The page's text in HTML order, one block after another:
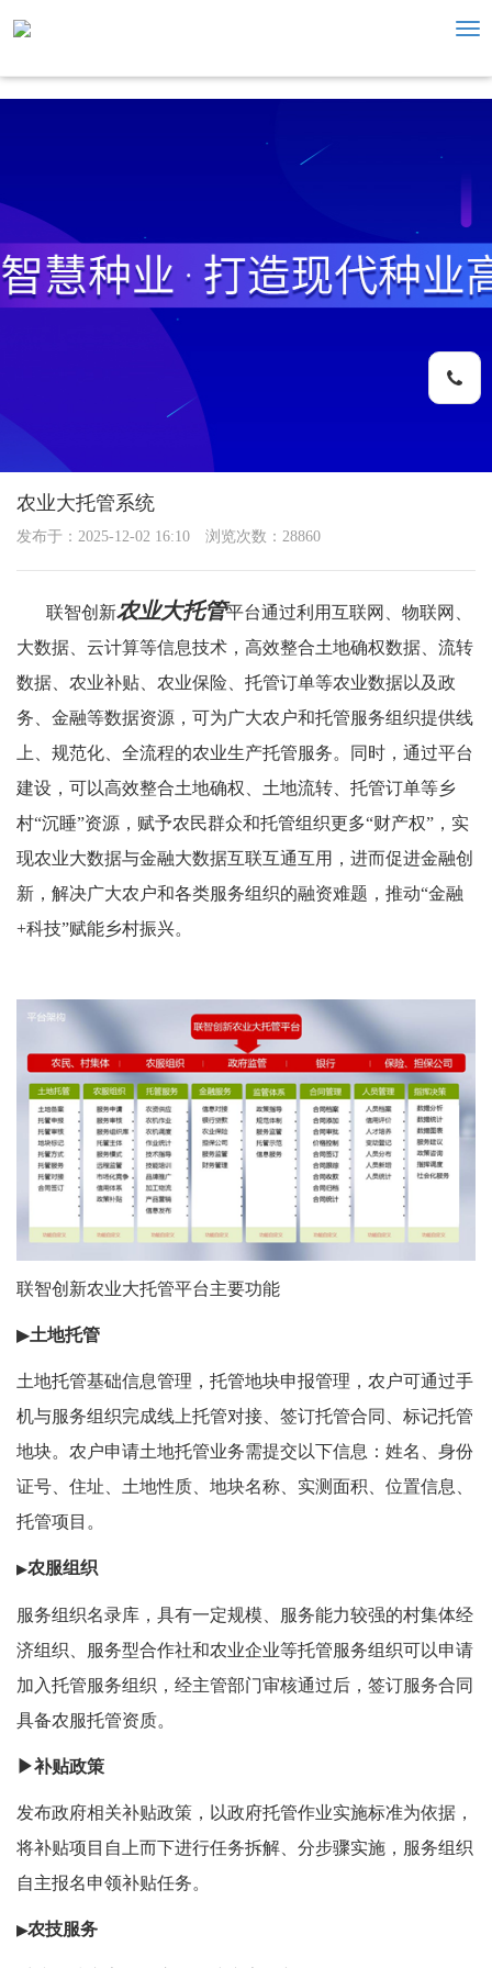
手机
农业大托管系统
发布于：2025-12-02 16:10 浏览次数：28860
联智创新农业大托管平台通过利用互联网、物联网、
大数据、云计算等信息技术，高效整合土地确权数据、流转
数据、农业补贴、农业保险、托管订单等农业数据以及政
务、金融等数据资源，可为广大农户和托管服务组织提供线
上、规范化、全流程的农业生产托管服务。同时，通过平台
建设，可以高效整合土地确权、土地流转、托管订单等乡
村“沉睡”资源，赋予农民群众和托管组织更多“财产权”，实
现农业大数据与金融大数据互联互通互用，进而促进金融创
新，解决广大农户和各类服务组织的融资难题，推动“金融
+科技”赋能乡村振兴。
联智创新农业大托管平台主要功能
▶土地托管
土地托管基础信息管理，托管地块申报管理，农户可通过手
机与服务组织完成线上托管对接、签订托管合同、标记托管
地块。农户申请土地托管业务需提交以下信息：姓名、身份
证号、住址、土地性质、地块名称、实测面积、位置信息、
托管项目。
▶农服组织
服务组织名录库，具有一定规模、服务能力较强的村集体经
济组织、服务型合作社和农业企业等托管服务组织可以申请
加入托管服务组织，经主管部门审核通过后，签订服务合同
具备农服托管资质。
▶补贴政策
发布政府相关补贴政策，以政府托管作业实施标准为依据，
将补贴项目自上而下进行任务拆解、分步骤实施，服务组织
自主报名申领补贴任务。
▶农技服务